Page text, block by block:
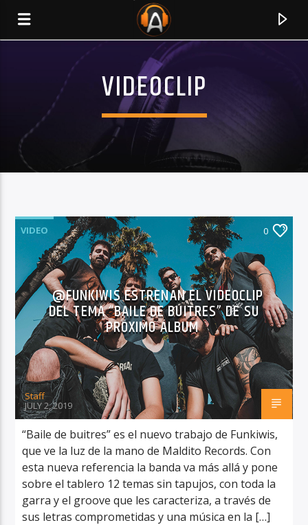
CURRENT TRACK
TITLE
ARTIST
RadioAlternativo Live
VIDEOCLIP
VIDEO 0
@FUNKIWIS ESTRENAN EL VIDEOCLIP
DEL TEMA “BAILE DE BUITRES” DE SU
PRÓXIMO ÁLBUM
Staff
JULY 2, 2019
“Baile de buitres” es el nuevo trabajo de Funkiwis,
que ve la luz de la mano de Maldito Records. Con
esta nueva referencia la banda va más allá y pone
sobre el tablero 12 temas sin tapujos, con toda la
garra y el groove que les caracteriza, a través de
sus letras comprometidas y una música en la […]